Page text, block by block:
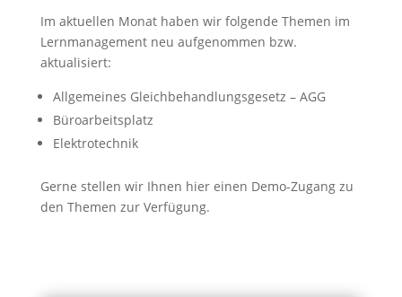
Im aktuellen Monat haben wir folgende Themen im
Lernmanagement neu aufgenommen bzw.
aktualisiert:
Allgemeines Gleichbehandlungsgesetz – AGG
Büroarbeitsplatz
Elektrotechnik
Gerne stellen wir Ihnen hier einen Demo-Zugang zu
den Themen zur Verfügung.